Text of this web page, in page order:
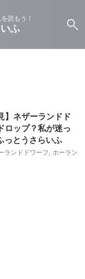
読もう！
ふ
】ネザーランドド
ロップ？私が迷っ
っとうさらいふ
ランドドワーフ
ホーラン